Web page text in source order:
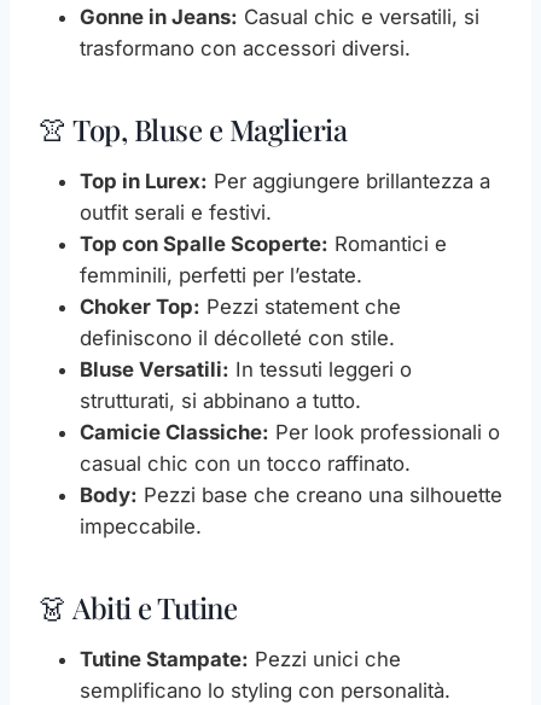
Gonne in Jeans: Casual chic e versatili, si
trasformano con accessori diversi.
👚 Top, Bluse e Maglieria
Top in Lurex: Per aggiungere brillantezza a
outfit serali e festivi.
Top con Spalle Scoperte: Romantici e
femminili, perfetti per l’estate.
Choker Top: Pezzi statement che
definiscono il décolleté con stile.
Bluse Versatili: In tessuti leggeri o
strutturati, si abbinano a tutto.
Camicie Classiche: Per look professionali o
casual chic con un tocco raffinato.
Body: Pezzi base che creano una silhouette
impeccabile.
👗 Abiti e Tutine
Tutine Stampate: Pezzi unici che
semplificano lo styling con personalità.